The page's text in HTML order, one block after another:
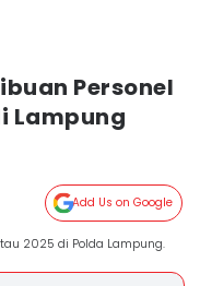
Personel
Lampung
Add Us on Google
2025 di Polda Lampung.